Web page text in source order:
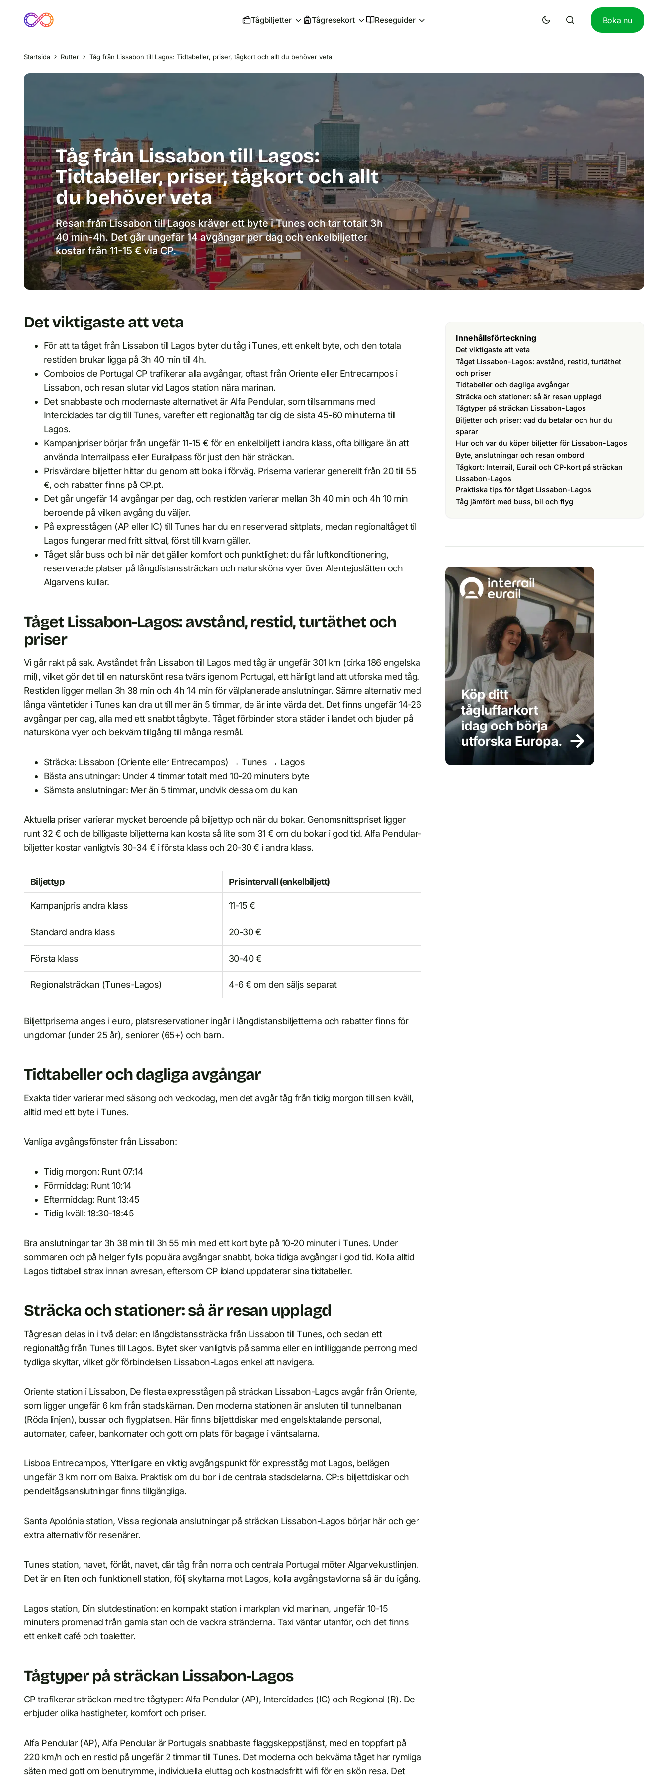
Tågbiljetter Tågresekort Reseguider Boka nu
Startsida Rutter Tåg från Lissabon till Lagos: Tidtabeller, priser, tågkort och allt du behöver veta
Tåg från Lissabon till Lagos:
Tidtabeller, priser, tågkort och allt
du behöver veta
Resan från Lissabon till Lagos kräver ett byte i Tunes och tar totalt 3h
40 min-4h. Det går ungefär 14 avgångar per dag och enkelbiljetter
kostar från 11-15 € via CP.
Det viktigaste att veta
För att ta tåget från Lissabon till Lagos byter du tåg i Tunes, ett enkelt byte, och den totala
restiden brukar ligga på 3h 40 min till 4h.
Comboios de Portugal CP trafikerar alla avgångar, oftast från Oriente eller Entrecampos i
Lissabon, och resan slutar vid Lagos station nära marinan.
Det snabbaste och modernaste alternativet är Alfa Pendular, som tillsammans med
Intercidades tar dig till Tunes, varefter ett regionaltåg tar dig de sista 45-60 minuterna till
Lagos.
Kampanjpriser börjar från ungefär 11-15 € för en enkelbiljett i andra klass, ofta billigare än att
använda Interrailpass eller Eurailpass för just den här sträckan.
Prisvärdare biljetter hittar du genom att boka i förväg. Priserna varierar generellt från 20 till 55
€, och rabatter finns på CP.pt.
Det går ungefär 14 avgångar per dag, och restiden varierar mellan 3h 40 min och 4h 10 min
beroende på vilken avgång du väljer.
På expresstågen (AP eller IC) till Tunes har du en reserverad sittplats, medan regionaltåget till
Lagos fungerar med fritt sittval, först till kvarn gäller.
Tåget slår buss och bil när det gäller komfort och punktlighet: du får luftkonditionering,
reserverade platser på långdistanssträckan och natursköna vyer över Alentejoslätten och
Algarvens kullar.
Tåget Lissabon-Lagos: avstånd, restid, turtäthet och
priser
Vi går rakt på sak. Avståndet från Lissabon till Lagos med tåg är ungefär 301 km (cirka 186 engelska
mil), vilket gör det till en naturskönt resa tvärs igenom Portugal, ett härligt land att utforska med tåg.
Restiden ligger mellan 3h 38 min och 4h 14 min för välplanerade anslutningar. Sämre alternativ med
långa väntetider i Tunes kan dra ut till mer än 5 timmar, de är inte värda det. Det finns ungefär 14-26
avgångar per dag, alla med ett snabbt tågbyte. Tåget förbinder stora städer i landet och bjuder på
natursköna vyer och bekväm tillgång till många resmål.
Sträcka: Lissabon (Oriente eller Entrecampos) → Tunes → Lagos
Bästa anslutningar: Under 4 timmar totalt med 10-20 minuters byte
Sämsta anslutningar: Mer än 5 timmar, undvik dessa om du kan
Aktuella priser varierar mycket beroende på biljettyp och när du bokar. Genomsnittspriset ligger
runt 32 € och de billigaste biljetterna kan kosta så lite som 31 € om du bokar i god tid. Alfa Pendular-
biljetter kostar vanligtvis 30-34 € i första klass och 20-30 € i andra klass.
Biljettyp Prisintervall (enkelbiljett)
Kampanjpris andra klass 11-15 €
Standard andra klass 20-30 €
Första klass 30-40 €
Regionalsträckan (Tunes-Lagos) 4-6 € om den säljs separat
Biljettpriserna anges i euro, platsreservationer ingår i långdistansbiljetterna och rabatter finns för
ungdomar (under 25 år), seniorer (65+) och barn.
Tidtabeller och dagliga avgångar
Exakta tider varierar med säsong och veckodag, men det avgår tåg från tidig morgon till sen kväll,
alltid med ett byte i Tunes.
Vanliga avgångsfönster från Lissabon:
Tidig morgon: Runt 07:14
Förmiddag: Runt 10:14
Eftermiddag: Runt 13:45
Tidig kväll: 18:30-18:45
Bra anslutningar tar 3h 38 min till 3h 55 min med ett kort byte på 10-20 minuter i Tunes. Under
sommaren och på helger fylls populära avgångar snabbt, boka tidiga avgångar i god tid. Kolla alltid
Lagos tidtabell strax innan avresan, eftersom CP ibland uppdaterar sina tidtabeller.
Sträcka och stationer: så är resan upplagd
Tågresan delas in i två delar: en långdistanssträcka från Lissabon till Tunes, och sedan ett
regionaltåg från Tunes till Lagos. Bytet sker vanligtvis på samma eller en intilliggande perrong med
tydliga skyltar, vilket gör förbindelsen Lissabon-Lagos enkel att navigera.
Oriente station i Lissabon, De flesta expresstågen på sträckan Lissabon-Lagos avgår från Oriente,
som ligger ungefär 6 km från stadskärnan. Den moderna stationen är ansluten till tunnelbanan
(Röda linjen), bussar och flygplatsen. Här finns biljettdiskar med engelsktalande personal,
automater, caféer, bankomater och gott om plats för bagage i väntsalarna.
Lisboa Entrecampos, Ytterligare en viktig avgångspunkt för expresståg mot Lagos, belägen
ungefär 3 km norr om Baixa. Praktisk om du bor i de centrala stadsdelarna. CP:s biljettdiskar och
pendeltågsanslutningar finns tillgängliga.
Santa Apolónia station, Vissa regionala anslutningar på sträckan Lissabon-Lagos börjar här och ger
extra alternativ för resenärer.
Tunes station, navet, förlåt, navet, där tåg från norra och centrala Portugal möter Algarvekustlinjen.
Det är en liten och funktionell station, följ skyltarna mot Lagos, kolla avgångstavlorna så är du igång.
Lagos station, Din slutdestination: en kompakt station i markplan vid marinan, ungefär 10-15
minuters promenad från gamla stan och de vackra stränderna. Taxi väntar utanför, och det finns
ett enkelt café och toaletter.
Tågtyper på sträckan Lissabon-Lagos
CP trafikerar sträckan med tre tågtyper: Alfa Pendular (AP), Intercidades (IC) och Regional (R). De
erbjuder olika hastigheter, komfort och priser.
Alfa Pendular (AP), Alfa Pendular är Portugals snabbaste flaggskeppstjänst, med en toppfart på
220 km/h och en restid på ungefär 2 timmar till Tunes. Det moderna och bekväma tåget har rymliga
säten med gott om benutrymme, individuella eluttag och kostnadsfritt wifi för en skön resa. Det
Innehållsförteckning
Det viktigaste att veta
Tåget Lissabon-Lagos: avstånd, restid, turtäthet
och priser
Tidtabeller och dagliga avgångar
Sträcka och stationer: så är resan upplagd
Tågtyper på sträckan Lissabon-Lagos
Biljetter och priser: vad du betalar och hur du
sparar
Hur och var du köper biljetter för Lissabon-Lagos
Byte, anslutningar och resan ombord
Tågkort: Interrail, Eurail och CP-kort på sträckan
Lissabon-Lagos
Praktiska tips för tåget Lissabon-Lagos
Tåg jämfört med buss, bil och flyg